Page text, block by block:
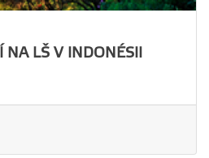
LŠ V INDONÉSII